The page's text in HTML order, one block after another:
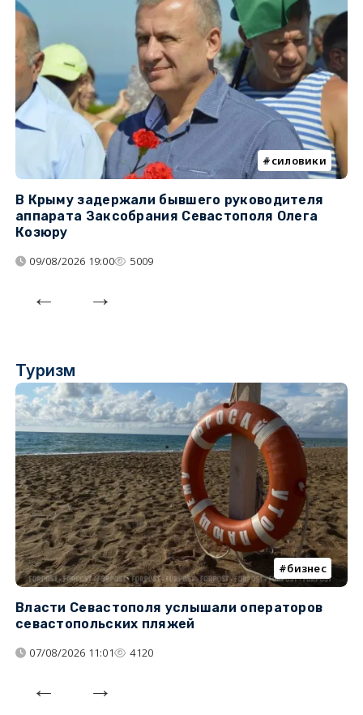
силовики
В Крыму задержали бывшего руководителя
аппарата Заксобрания Севастополя Олега
Козюру
09/08/2026 19:00 5009
Туризм
бизнес
Власти Севастополя услышали операторов
севастопольских пляжей
07/08/2026 11:01 4120